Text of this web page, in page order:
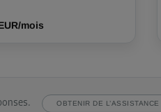
mois
OBTENIR DE L’ASSISTANCE